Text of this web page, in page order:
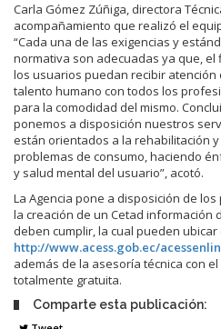
Carla Gómez Zúñiga, directora
acompañamiento que realizó el
“Cada una de las exigencias y
normativa son adecuadas ya que, el
los usuarios puedan recibir
talento humano con todos los
para la comodidad del mismo.
ponemos a disposición nuestros
están orientados a la rehabilitación
problemas de consumo, haciendo
y salud mental del usuario”, acotó.
La Agencia pone a disposición de
la creación de un Cetad información
deben cumplir, la cual pueden
http://www.acess.gob.ec/
además de la asesoría técnica con
totalmente gratuita.
Comparte esta publicación: